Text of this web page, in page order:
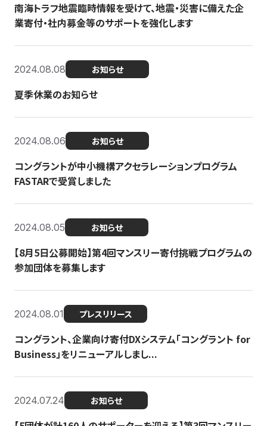
南海トラフ地震臨時情報を受けて、地震・災害に備えた企
業寄付・社内募金等のサポートを強化します
2024.08.08 お知らせ
夏季休業のお知らせ
2024.08.06 お知らせ
コングラントが中小機構アクセラレーションプログラム
FASTARで受賞しました
2024.08.05 お知らせ
【8月5日公募開始】第4回マンスリー寄付挑戦プログラムの
参加団体を募集します
2024.08.01 プレスリリース
コングラント、企業向け寄付DXシステム「コングラント for
Business」をリニューアルしまし...
2024.07.24 お知らせ